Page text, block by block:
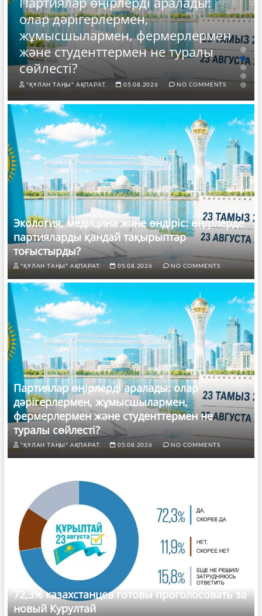
олар дәрігерлермен,
жұмысшылармен, фермерлермен
және студенттермен не туралы
сөйлесті?
"ҚҰЛАН ТАҢЫ" АҚПАРАТ. 05.08.2026 NO COMMENTS
Экология, медицина және өндіріс: өңірлерде
партияларды қандай тақырыптар
тоғыстырды?
"ҚҰЛАН ТАҢЫ" АҚПАРАТ. 05.08.2026 NO COMMENTS
Партиялар өңірлерді аралады: олар
дәрігерлермен, жұмысшылармен,
фермерлермен және студенттермен не
туралы сөйлесті?
"ҚҰЛАН ТАҢЫ" АҚПАРАТ. 05.08.2026 NO COMMENTS
72,3% казахстанцев готовы проголосовать за
новый Курултай